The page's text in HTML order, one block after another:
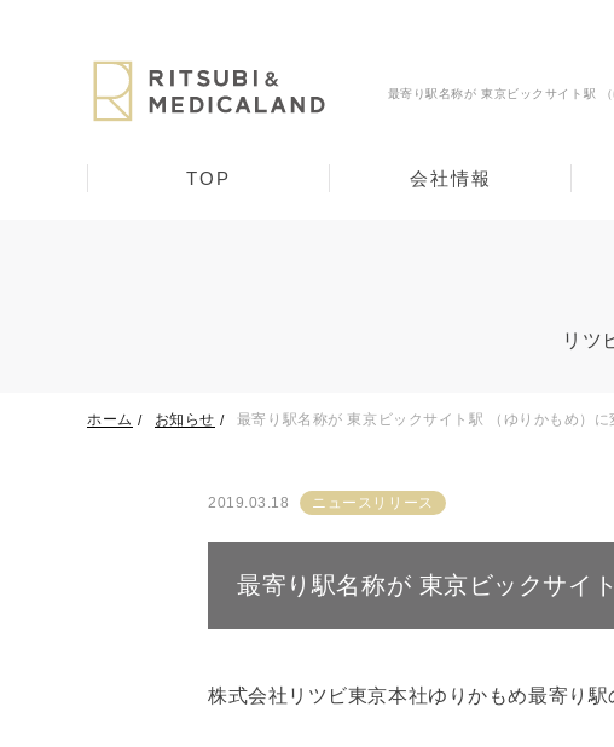
最寄り駅名称が 東京ビックサイト駅
TOP 会社情報
リツ
ホーム お知らせ 最寄り駅名称が 東京ビックサイト駅 （ゆりかもめ）に
2019.03.18 ニュースリリース
最寄り駅名称が 東京ビックサイ
株式会社リツビ東京本社ゆりかもめ最寄り駅